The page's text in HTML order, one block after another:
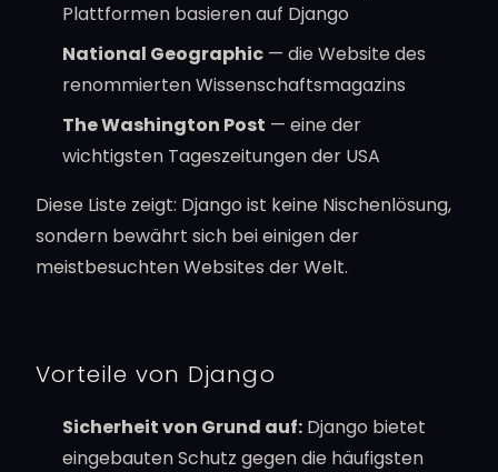
Plattformen basieren auf Django
National Geographic — die Website des
renommierten Wissenschaftsmagazins
The Washington Post — eine der
wichtigsten Tageszeitungen der USA
Diese Liste zeigt: Django ist keine Nischenlösung,
sondern bewährt sich bei einigen der
meistbesuchten Websites der Welt.
Vorteile von Django
Sicherheit von Grund auf: Django bietet
eingebauten Schutz gegen die häufigsten